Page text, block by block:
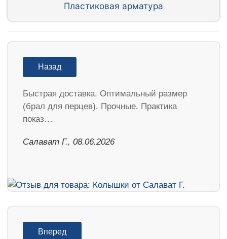
Пластиковая арматура
Назад
Быстрая доставка. Оптимальный размер
(брал для перцев). Прочные. Практика
показ…
Салават Г., 08.06.2026
Вперед